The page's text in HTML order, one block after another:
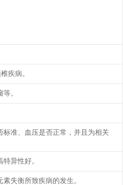
疾病。
。
准、血压是否正常，并且为相关
异性好。
失衡所致疾病的发生。